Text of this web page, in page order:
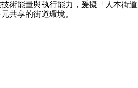
術能量與執行能力，爰擬「人本街道
共享的街道環境。